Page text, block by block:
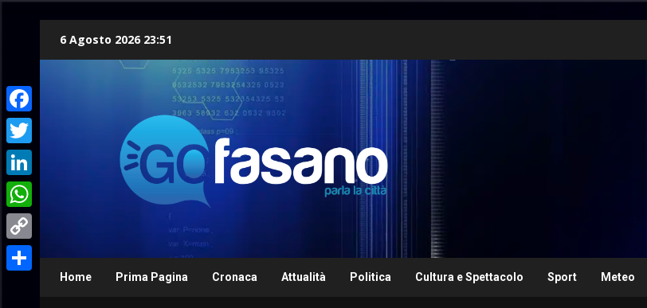
6 Agosto 2026 23:51
Home Prima Pagina Cronaca Attualità Politica Cultura e Spettacolo Sport Meteo
Facebook
Twitter
LinkedIn
WhatsApp
Copy